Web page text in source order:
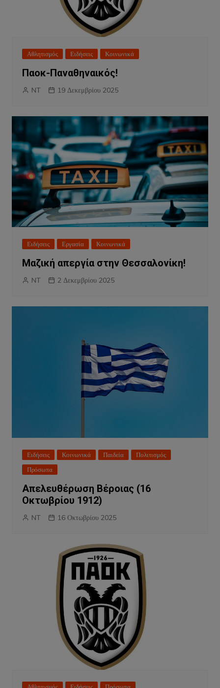
Αθλητισμός Ειδήσεις Κοινωνικά
Παοκ-Παναθηναικός!
NT 19 Δεκεμβρίου 2025
Ειδήσεις Εργασία Κοινωνικά
Μαζική απεργία στην Θεσσαλονίκη!
NT 2 Δεκεμβρίου 2025
Ειδήσεις Κοινωνικά Παιδεία
Πολιτισμός
Πρόσωπα
Απελευθέρωση Βέροιας (16
Οκτωβρίου 1912)
NT 16 Οκτωβρίου 2025
Αθλητισμός Ειδήσεις Πρόσωπα